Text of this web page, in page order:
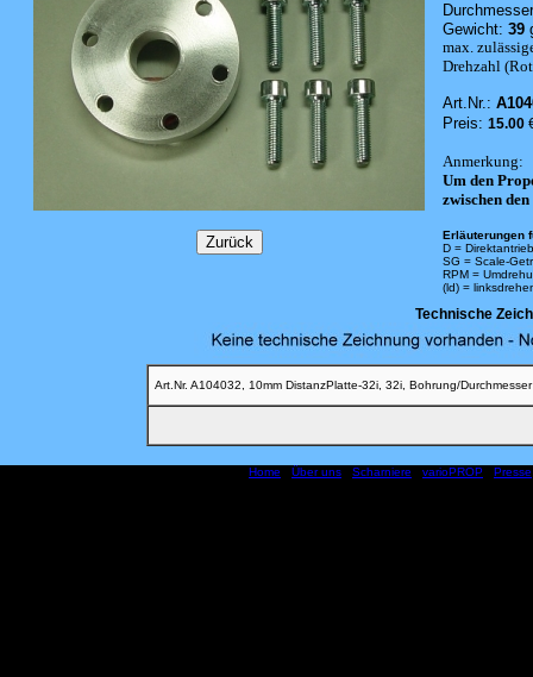
Gewicht: 39
max.
Drehzahl
Art.Nr.:
Preis: 15.00
Anmerkung:
Um den
zwischen
Erläuterungen
D =
SG = Scale-
RPM =
(ld) =
Technische
Art.Nr. A104032, 10mm DistanzPlatte-32i, 32i, Bohrung/
Home Über uns Scharniere varioPROP Presse